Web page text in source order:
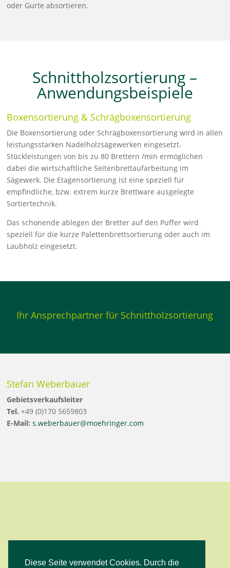
Diese Seite verwendet Cookies. Durch die
oder Gurte absortieren.
Schnittholzsortierung –
Anwendungsbeispiele
Boxensortierung & Schrägboxensortierung
Die Boxensortierung oder Schrägboxensortierung wird in allen
leistungsstarken Nadelholzsägewerken eingesetzt.
Stückleistungen von bis zu 80 Brettern /min ermöglichen
dabei die wirtschaftliche Seitenbrettaufarbeitung im
Sägewerk. Die Etagensortierung ist eine speziell für
empfindliche, bzw. extrem kurze Brettware ausgelegte
Sortiertechnik.
Das schonende ablegen der Bretter auf den Puffer wird
speziell für die kurze Palettenbrettsortierung oder auch im
Laubholz eingesetzt.
Ihr Ansprechpartner für Schnittholzsortierung
Stefan Weberbauer
Gebietsverkaufsleiter
Tel. +49 (0)170 5659803
E-Mail: s.weberbauer@moehringer.com